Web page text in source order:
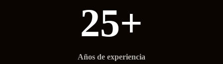
25+
Años de experiencia